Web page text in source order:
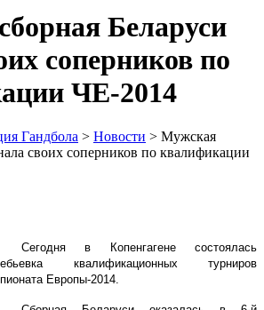
Беларуси
соперников по
ЧЕ-2014
Гандбола > Новости > Мужская
своих соперников по квалификации
Сегодня в Копенгагене состоялась
квалификационных турниров
Европы-2014.